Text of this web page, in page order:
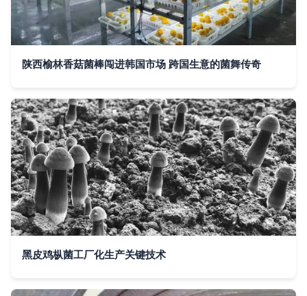
陕西榆林香菇菌棒闯进韩国市场 跨国生意的菌舞传奇
黑皮鸡枞菌工厂化生产关键技术